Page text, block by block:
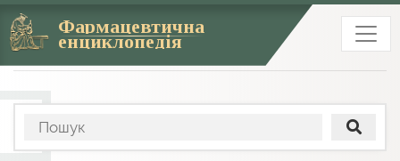
Фармацевтична
енциклопедія